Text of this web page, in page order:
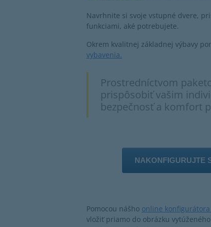
Navrhnite si svoje vstupné dvere,
funkciami, aké potrebujete.
Okrem kvalitnej základnej výbavy
vybavenia.
Prostredníctvom
prispôsobiť vašim
bezpečnosť a komfort
NAKONFIGURUJTE
Pomocou nášho online
vložiť priamo do obrázku